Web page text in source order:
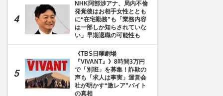
NHK阿部渉アナ、局内不倫
発覚後はお相手女性ととも
に“在宅勤務”も「業務内容
は一部しか知らされていな
い」早期退職の可能性も
《TBS日曜劇場
『VIVANT』》8時間3万円
で「別班」を募集！詐欺の
声も「求人は事実」運営会
社が明かす“激レア”バイト
の真相